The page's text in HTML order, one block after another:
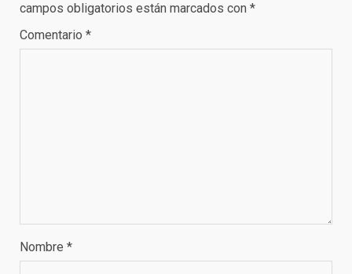
campos obligatorios están marcados con *
Comentario *
Nombre *